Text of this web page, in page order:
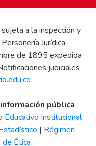
a la inspección y
Jurídica:
de 1895 expedida
judiciales
pública
Educativo Institucional
| Régimen
de Ética